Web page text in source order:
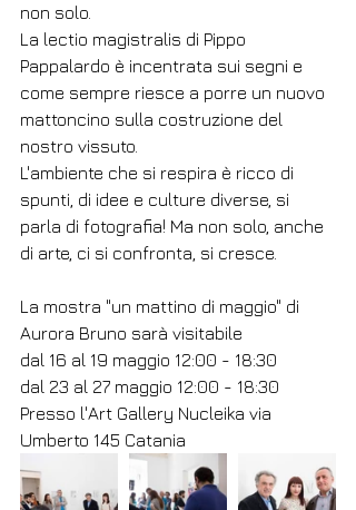
non solo.
La lectio magistralis di Pippo
Pappalardo è incentrata sui segni e
come sempre riesce a porre un nuovo
mattoncino sulla costruzione del
nostro vissuto.
L'ambiente che si respira è ricco di
spunti, di idee e culture diverse, si
parla di fotografia! Ma non solo, anche
di arte, ci si confronta, si cresce.
La mostra "un mattino di maggio" di
Aurora Bruno sarà visitabile
dal 16 al 19 maggio 12:00 - 18:30
dal 23 al 27 maggio 12:00 - 18:30
Presso l'Art Gallery Nucleika via
Umberto 145 Catania